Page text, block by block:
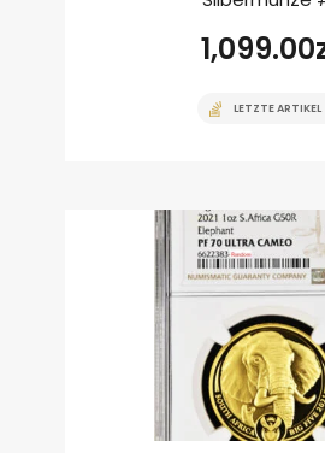
1,099.00
LETZTE ARTIKEL